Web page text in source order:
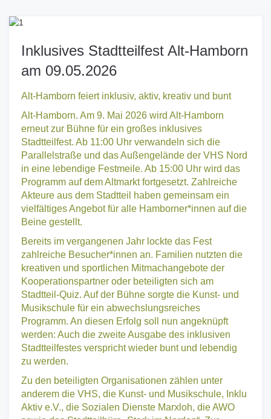
Inklusives Stadtteilfest Alt-Hamborn
am 09.05.2026
Alt-Hamborn feiert inklusiv, aktiv, kreativ und bunt
Alt-Hamborn. Am 9. Mai 2026 wird Alt-Hamborn
erneut zur Bühne für ein großes inklusives
Stadtteilfest. Ab 11:00 Uhr verwandeln sich die
Parallelstraße und das Außengelände der VHS Nord
in eine lebendige Festmeile. Ab 15:00 Uhr wird das
Programm auf dem Altmarkt fortgesetzt. Zahlreiche
Akteure aus dem Stadtteil haben gemeinsam ein
vielfältiges Angebot für alle Hamborner*innen auf die
Beine gestellt.
Bereits im vergangenen Jahr lockte das Fest
zahlreiche Besucher*innen an. Familien nutzten die
kreativen und sportlichen Mitmachangebote der
Kooperationspartner oder beteiligten sich am
Stadtteil-Quiz. Auf der Bühne sorgte die Kunst- und
Musikschule für ein abwechslungsreiches
Programm. An diesen Erfolg soll nun angeknüpft
werden: Auch die zweite Ausgabe des inklusiven
Stadtteilfestes verspricht wieder bunt und lebendig
zu werden.
Zu den beteiligten Organisationen zählen unter
anderem die VHS, die Kunst- und Musikschule, Inklu